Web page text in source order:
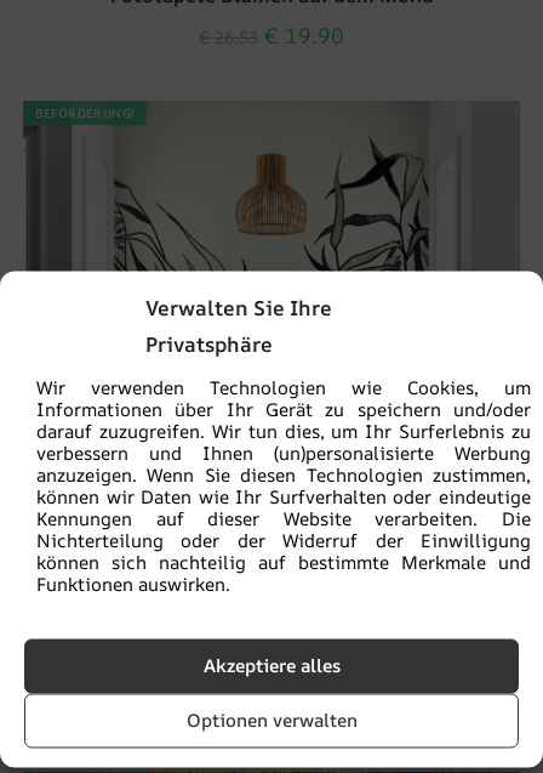
Verwalten Sie Ihre
Privatsphäre
Wir verwenden Technologien wie Cookies, um
Informationen über Ihr Gerät zu speichern und/oder
darauf zuzugreifen. Wir tun dies, um Ihr Surferlebnis zu
verbessern und Ihnen (un)personalisierte Werbung
anzuzeigen. Wenn Sie diesen Technologien zustimmen,
können wir Daten wie Ihr Surfverhalten oder eindeutige
Kennungen auf dieser Website verarbeiten. Die
Nichterteilung oder der Widerruf der Einwilligung
können sich nachteilig auf bestimmte Merkmale und
Funktionen auswirken.
Akzeptiere alles
Optionen verwalten
€ 19.90
BEFÖRDERUNG!
Fototapete Dunkle Blätter auf hellem
Hintergrund
26.53 19.90